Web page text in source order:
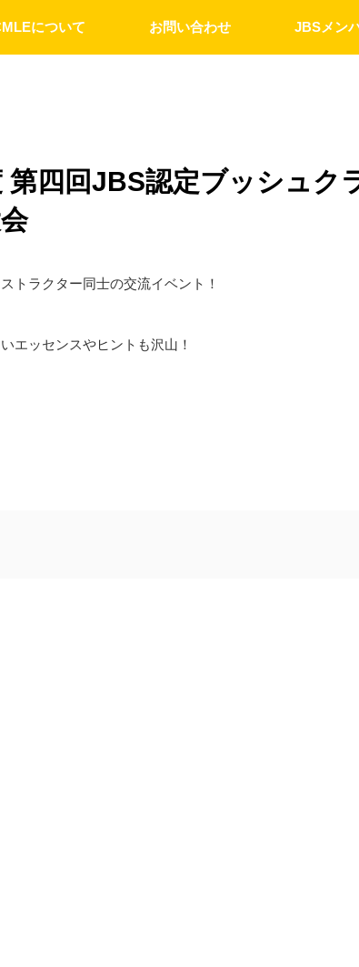
について お問い合わせ JBSメン
四回JBS認定ブッシュク
トラクター同士の交流イベント！
エッセンスやヒントも沢山！